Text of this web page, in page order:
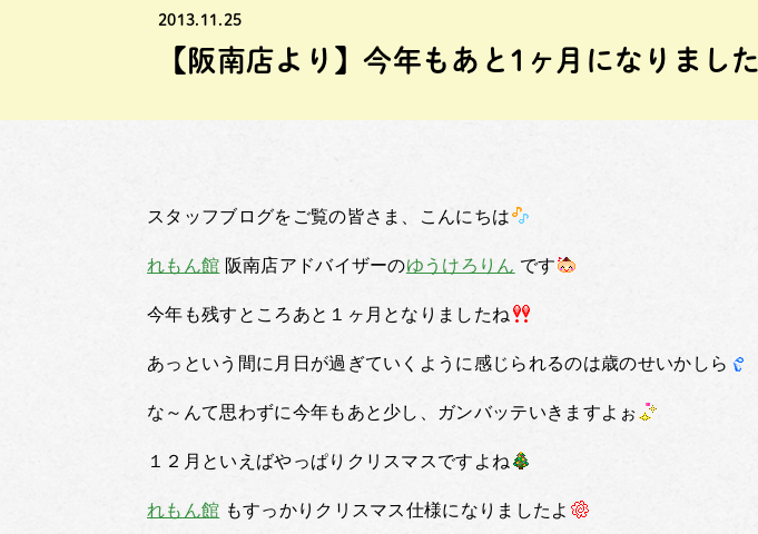
2013.11.25
【阪南店より】今年もあと1ヶ月になりました
スタッフブログをご覧の皆さま、こんにちは
れもん館 阪南店アドバイザーのゆうけろりん です
今年も残すところあと１ヶ月となりましたね
あっという間に月日が過ぎていくように感じられるのは歳のせいかしら
な～んて思わずに今年もあと少し、ガンバッテいきますよぉ
１２月といえばやっぱりクリスマスですよね
れもん館 もすっかりクリスマス仕様になりましたよ